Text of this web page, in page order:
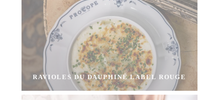
RAVIOLES DU DAUPHINÉ LABEL ROUGE